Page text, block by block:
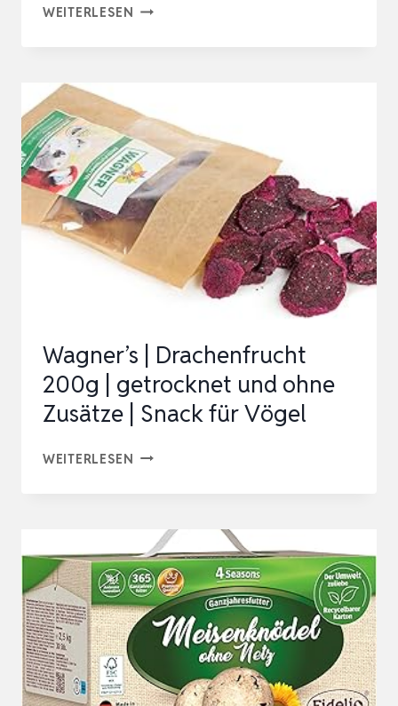
WEITERLESEN RIO
WELLENSITTICHE
UND
EXOTISCHE
VÖGEL
|
80
G
SNACK
|
…
Wagner’s | Drachenfrucht
200g | getrocknet und ohne
Zusätze | Snack für Vögel
WEITERLESEN WAGNER’S
200G
|
GETROCKNET
UND
OHNE
ZUSÄTZE
|